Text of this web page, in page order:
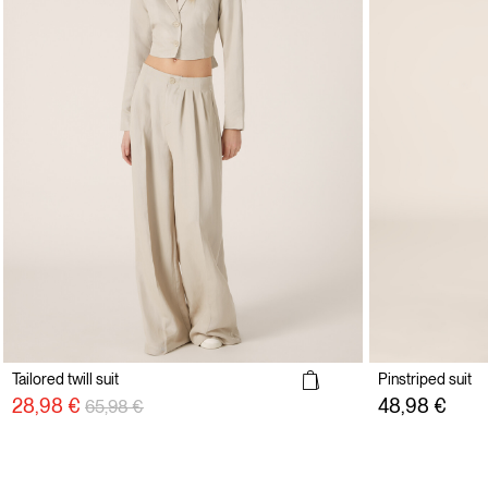
Tailored twill suit
28,98 € Preisreduzierung von
65,98 €
Pinstriped suit
48,98 €